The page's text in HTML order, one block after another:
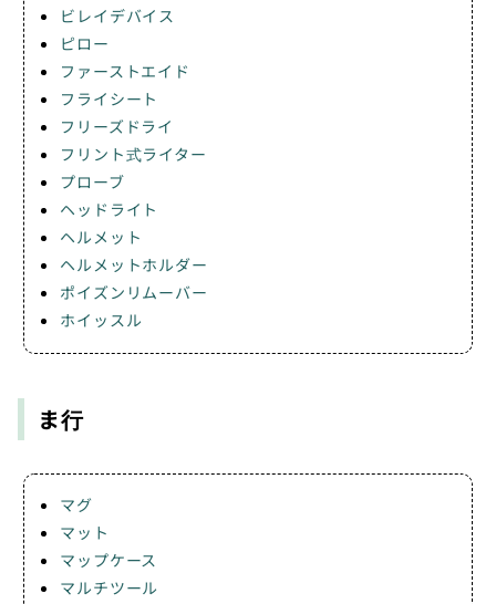
ビレイデバイス
ピロー
ファーストエイド
フライシート
フリーズドライ
フリント式ライター
プローブ
ヘッドライト
ヘルメット
ヘルメットホルダー
ポイズンリムーバー
ホイッスル
ま行
マグ
マット
マップケース
マルチツール